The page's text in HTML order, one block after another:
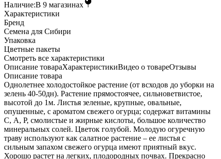
Наличие:В 9 магазинах
Характеристики
Бренд
Семена для Сибири
Упаковка
Цветные пакеты
Cмотреть все характеристики
Описание товараХарактеристикиВидео о товареОтзывы
Описание товара
Однолетнее холодостойкое растение (от всходов до уборки на
зелень 40-50дн). Растение прямостоячее, сильноветвистое,
высотой до 1м. Листья зеленые, крупные, овальные,
опушенные, с ароматом свежего огурца; содержат витамины
С, А, Р, смолистые и жирные кислоты, большое количество
минеральных солей. Цветок голубой. Молодую огуречную
траву используют как салатное растение – ее листья с
сильным запахом свежего огурца имеют приятный вкус.
Хорошо растет на легких, плодородных почвах. Прекрасно